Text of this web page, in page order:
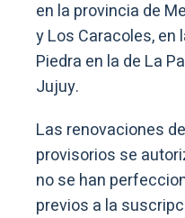
en la provincia de
y Los Caracoles, en
Piedra en la de La
Jujuy.
Las renovaciones
provisorios se
no se han
previos a la